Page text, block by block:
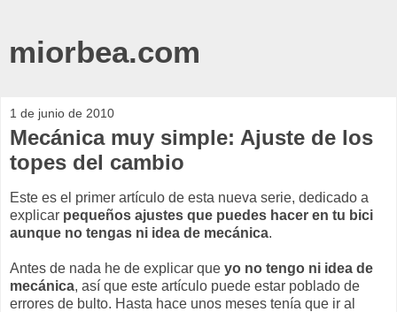
miorbea.com
1 de junio de 2010
Mecánica muy simple: Ajuste de los
topes del cambio
Este es el primer artículo de esta nueva serie, dedicado a
explicar pequeños ajustes que puedes hacer en tu bici
aunque no tengas ni idea de mecánica.
Antes de nada he de explicar que yo no tengo ni idea de
mecánica, así que este artículo puede estar poblado de
errores de bulto. Hasta hace unos meses tenía que ir al